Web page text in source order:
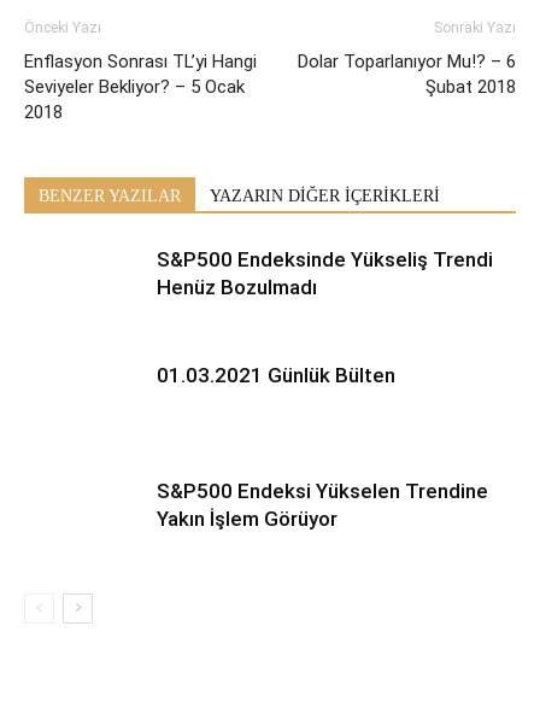
Önceki Yazı
Enflasyon Sonrası TL’yi Hangi
Seviyeler Bekliyor? – 5 Ocak
2018
Sonraki Yazı
Dolar Toparlanıyor Mu!? – 6
Şubat 2018
BENZER YAZILAR YAZARIN DİĞER İÇERİKLERİ
S&P500 Endeksinde Yükseliş Trendi
Henüz Bozulmadı
01.03.2021 Günlük Bülten
S&P500 Endeksi Yükselen Trendine
Yakın İşlem Görüyor